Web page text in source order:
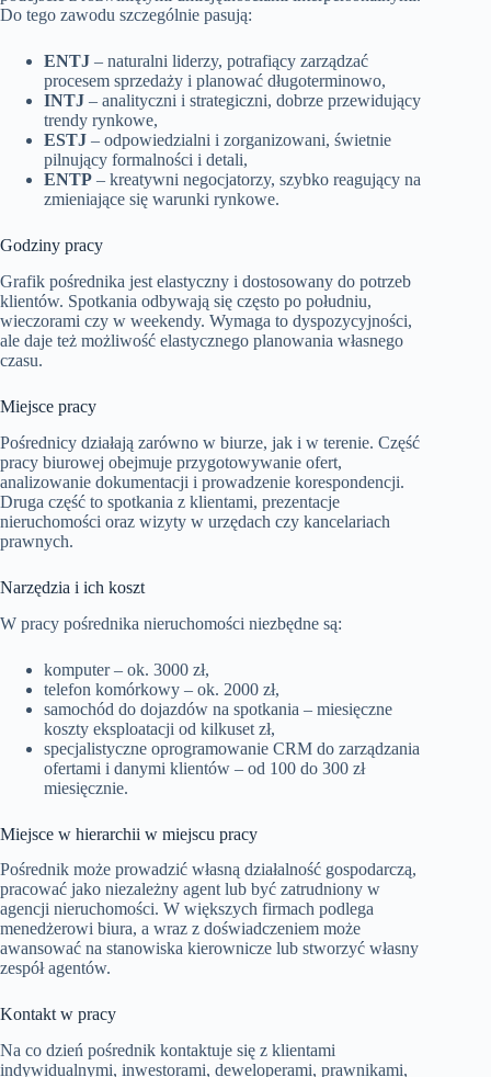
Do tego zawodu szczególnie pasują:
ENTJ – naturalni liderzy, potrafiący zarządzać
procesem sprzedaży i planować długoterminowo,
INTJ – analityczni i strategiczni, dobrze przewidujący
trendy rynkowe,
ESTJ – odpowiedzialni i zorganizowani, świetnie
pilnujący formalności i detali,
ENTP – kreatywni negocjatorzy, szybko reagujący na
zmieniające się warunki rynkowe.
Godziny pracy
Grafik pośrednika jest elastyczny i dostosowany do potrzeb
klientów. Spotkania odbywają się często po południu,
wieczorami czy w weekendy. Wymaga to dyspozycyjności,
ale daje też możliwość elastycznego planowania własnego
czasu.
Miejsce pracy
Pośrednicy działają zarówno w biurze, jak i w terenie. Część
pracy biurowej obejmuje przygotowywanie ofert,
analizowanie dokumentacji i prowadzenie korespondencji.
Druga część to spotkania z klientami, prezentacje
nieruchomości oraz wizyty w urzędach czy kancelariach
prawnych.
Narzędzia i ich koszt
W pracy pośrednika nieruchomości niezbędne są:
komputer – ok. 3000 zł,
telefon komórkowy – ok. 2000 zł,
samochód do dojazdów na spotkania – miesięczne
koszty eksploatacji od kilkuset zł,
specjalistyczne oprogramowanie CRM do zarządzania
ofertami i danymi klientów – od 100 do 300 zł
miesięcznie.
Miejsce w hierarchii w miejscu pracy
Pośrednik może prowadzić własną działalność gospodarczą,
pracować jako niezależny agent lub być zatrudniony w
agencji nieruchomości. W większych firmach podlega
menedżerowi biura, a wraz z doświadczeniem może
awansować na stanowiska kierownicze lub stworzyć własny
zespół agentów.
Kontakt w pracy
Na co dzień pośrednik kontaktuje się z klientami
indywidualnymi, inwestorami, deweloperami, prawnikami,